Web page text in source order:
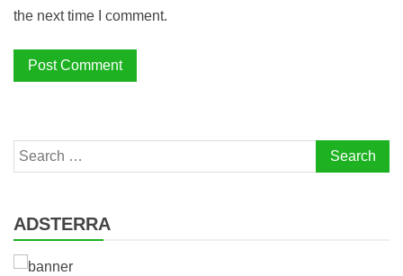
the next time I comment.
Search
for:
ADSTERRA